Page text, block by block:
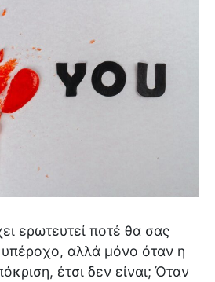
ερωτευτεί ποτέ θα σας
υπέροχο, αλλά μόνο όταν η
έτσι δεν είναι; Όταν